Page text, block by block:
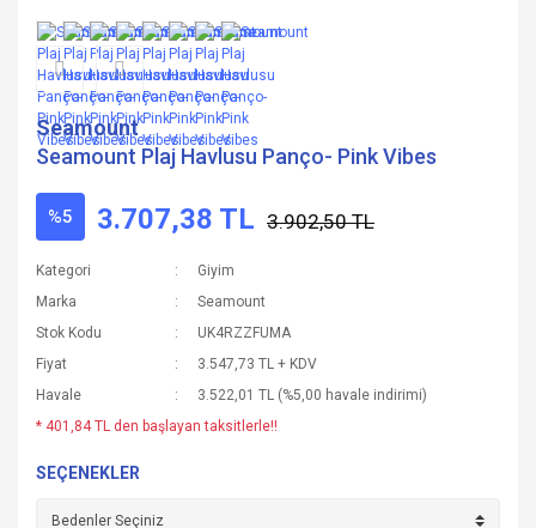
Seamount
Seamount Plaj Havlusu Panço- Pink Vibes
%5 3.707,38 TL 3.902,50 TL
Kategori
Giyim
Marka
Seamount
Stok Kodu
UK4RZZFUMA
Fiyat
3.547,73 TL + KDV
Havale
3.522,01 TL (%5,00 havale indirimi)
* 401,84 TL den başlayan taksitlerle!!
SEÇENEKLER